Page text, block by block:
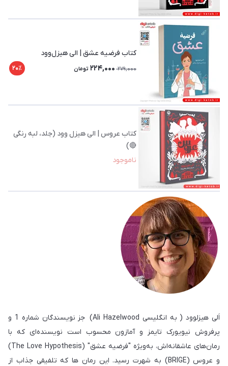
کتاب فرضیه عشق | الی هیزل‌وود
279,000
224,000 تومان 20٪
کتاب عروس | الی هیزل‌ وود (جلد، لبه رنگی
🔴)
ناموجود
اَلی هیزلوود ( به انگلیسی Ali Hazelwood) جز نویسندگان شماره 1 و
پرفروش نیویورک تایمز و آمازون محسوب است نویسنده‌ای که با
رمان‌های عاشقانه‌اش، به‌ویژه "فرضیه عشق" (The Love Hypothesis)
و عروس (BRIGE) به شهرت رسید. این رمان ها که تلفیقی جذاب از